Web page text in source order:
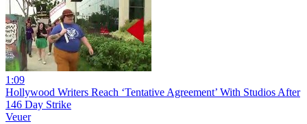
1:09
Hollywood Writers Reach ‘Tentative Agreement’ With Studios After
146 Day Strike
Veuer